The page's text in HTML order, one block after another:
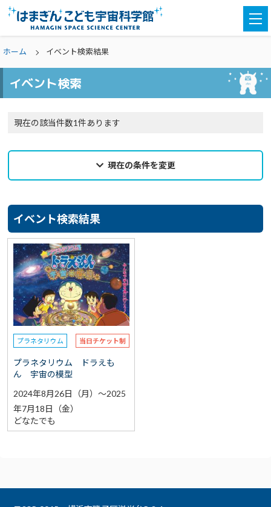
ホーム イベント検索結果
イベント検索
現在の該当件数1件あります
現在の条件を変更
カテゴリ
親子参加 選択なし
対象学年 どなたでも
予約 選択なし
参加費（入館料別途） 選択なし
イベント検索結果
プラネタリウム 当日チケット制
プラネタリウム ドラえも
ん 宇宙の模型
2024年8月26日（月）～2025
年7月18日（金）
どなたでも